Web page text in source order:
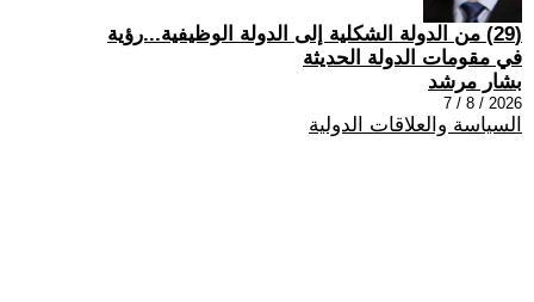
(29) من الدولة الشكلية إلى الدولة الوظيفية...رؤية
في مقومات الدولة الحديثة
بشار مرشد
2026 / 8 / 7
السياسة والعلاقات الدولية